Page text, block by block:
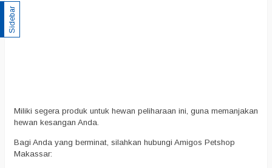
Miliki segera produk untuk hewan peliharaan ini, guna memanjakan
hewan kesangan Anda.
Bagi Anda yang berminat, silahkan hubungi Amigos Petshop
Makassar:
Sidebar